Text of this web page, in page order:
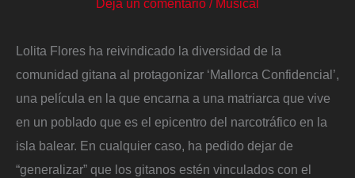
Deja un comentario / Musical
Lolita Flores ha reivindicado la diversidad de la
comunidad gitana al protagonizar ‘Mallorca Confidencial’,
una película en la que encarna a una matriarca que vive
en un poblado que es el epicentro del narcotráfico en la
isla balear. En cualquier caso, ha pedido dejar de
“generalizar” que los gitanos estén vinculados con el